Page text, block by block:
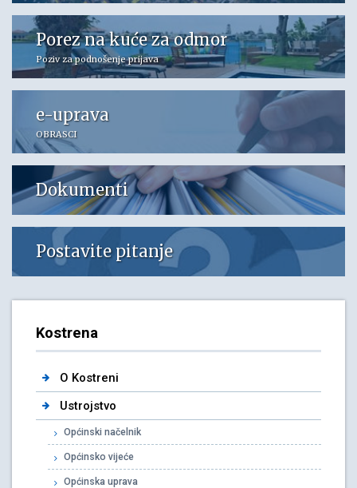
Porez na kuće za odmor
Poziv za podnošenje prijava
e-uprava
OBRASCI
Dokumenti
Postavite pitanje
Kostrena
O Kostreni
Ustrojstvo
Općinski načelnik
Općinsko vijeće
Općinska uprava